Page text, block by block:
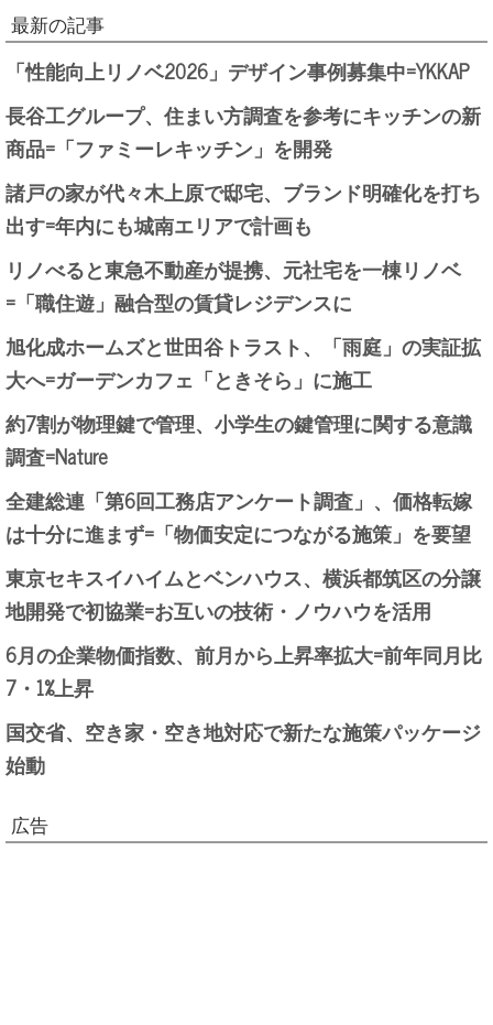
最新の記事
「性能向上リノベ2026」デザイン事例募集中=YKKAP
長谷工グループ、住まい方調査を参考にキッチンの新
商品=「ファミーレキッチン」を開発
諸戸の家が代々木上原で邸宅、ブランド明確化を打ち
出す=年内にも城南エリアで計画も
リノべると東急不動産が提携、元社宅を一棟リノベ
=「職住遊」融合型の賃貸レジデンスに
旭化成ホームズと世田谷トラスト、「雨庭」の実証拡
大へ=ガーデンカフェ「ときそら」に施工
約7割が物理鍵で管理、小学生の鍵管理に関する意識
調査=Nature
全建総連「第6回工務店アンケート調査」、価格転嫁
は十分に進まず=「物価安定につながる施策」を要望
東京セキスイハイムとベンハウス、横浜都筑区の分譲
地開発で初協業=お互いの技術・ノウハウを活用
6月の企業物価指数、前月から上昇率拡大=前年同月比
7・1%上昇
国交省、空き家・空き地対応で新たな施策パッケージ
始動
広告